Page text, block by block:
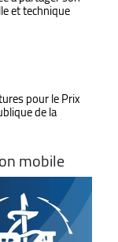
et technique
pour le Prix
de la
mobile